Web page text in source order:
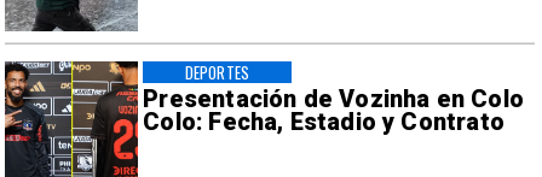
Presentación de Vozinha en Colo
Colo: Fecha, Estadio y Contrato
DEPORTES